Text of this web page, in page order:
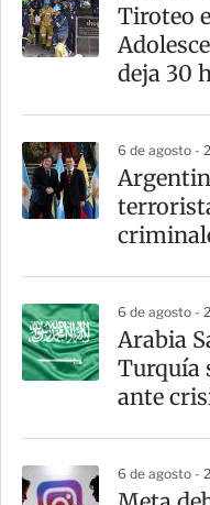
Tiroteo
deja 30
6 de agosto -
6 de agosto -
Arabia
Turquía
ante
6 de agosto -